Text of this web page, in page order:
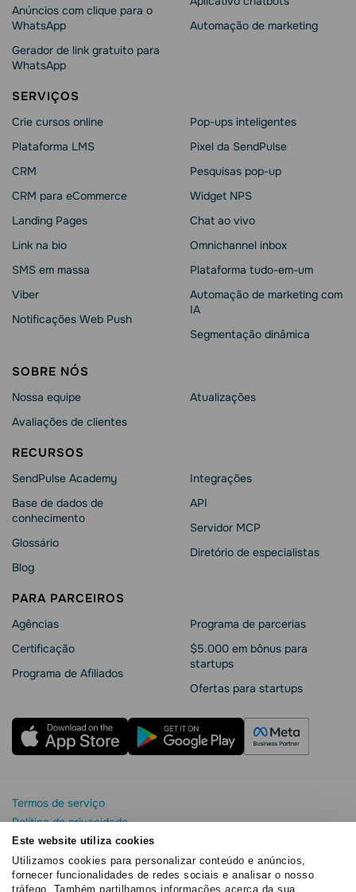
Este website utiliza cookies
Utilizamos cookies para personalizar conteúdo e anúncios,
fornecer funcionalidades de redes sociais e analisar o nosso
tráfego. Também partilhamos informações acerca da sua
Anúncios com clique para o
WhatsApp
Gerador de link gratuito para
WhatsApp
Automação de marketing
SERVIÇOS
Crie cursos online
Plataforma LMS
CRM
CRM para eCommerce
Landing Pages
Link na bio
SMS em massa
Viber
Notificações Web Push
Pop-ups inteligentes
Pixel da SendPulse
Pesquisas pop-up
Widget NPS
Chat ao vivo
Omnichannel inbox
Plataforma tudo-em-um
Automação de marketing com
IA
Segmentação dinâmica
SOBRE NÓS
Nossa equipe
Avaliações de clientes
Atualizações
RECURSOS
SendPulse Academy
Base de dados de
conhecimento
Glossário
Blog
Integrações
API
Servidor MCP
Diretório de especialistas
PARA PARCEIROS
Agências
Сertificação
Programa de Afiliados
Programa de parcerias
$5.000 em bônus para
startups
Ofertas para startups
Termos de serviço
Política de privacidade
Segurança e privacidade da SendPulse
Declaração de Cookie
Acordo de processamento de dados